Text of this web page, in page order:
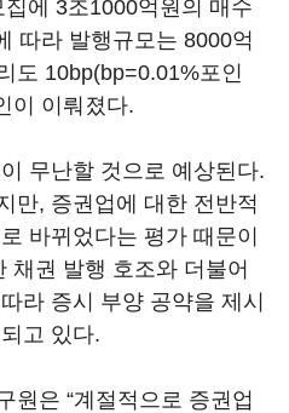
에 3조1000억원의 매수
따라 발행규모는 8000억
도 10bp(bp=0.01%포인
이 이뤄졌다.
무난할 것으로 예상된다.
만, 증권업에 대한 전반적
바뀌었다는 평가 때문이
채권 발행 호조와 더불어
라 증시 부양 공약을 제시
고 있다.
원은 “계절적으로 증권업